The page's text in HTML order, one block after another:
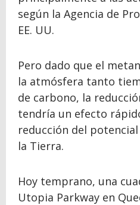
según la Agencia de
EE. UU.
Pero dado que el
la atmósfera tanto
de carbono, la
tendría un efecto
reducción del
la Tierra.
Hoy temprano, una
Utopia Parkway en